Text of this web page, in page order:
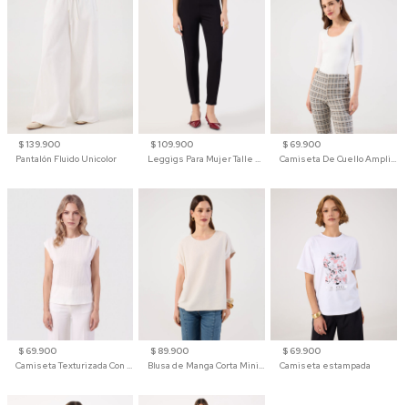
$ 139.900
Pantalón Fluido Unicolor
$ 109.900
$ 69.900
$ 69.900
$ 89.900
$ 69.900
Camiseta estampada